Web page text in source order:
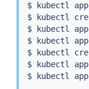
$
kubectl
$
kubectl
$
kubectl
$
kubectl
$
kubectl
$
kubectl
$
kubectl